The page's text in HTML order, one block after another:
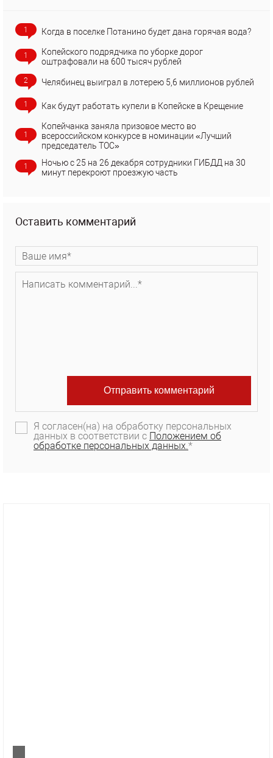
1 Когда в поселке Потанино будет дана горячая вода?
1
Копейского подрядчика по уборке дорог
оштрафовали на 600 тысяч рублей
2 Челябинец выиграл в лотерею 5,6 миллионов рублей
1 Как будут работать купели в Копейске в Крещение
1
Копейчанка заняла призовое место во
всероссийском конкурсе в номинации «Лучший
председатель ТОС»
1
Ночью с 25 на 26 декабря сотрудники ГИБДД на 30
минут перекроют проезжую часть
Оставить комментарий
Я согласен(на) на обработку персональных
данных в соответствии с Положением об
обработке персональных данных.*